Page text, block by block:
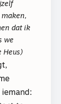
dat ik
we
Heus)